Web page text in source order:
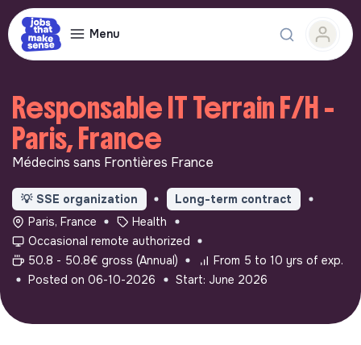
Menu
Responsable IT Terrain F/H -
Paris, France
Médecins sans Frontières France
💡 SSE organization
Long-term contract
Paris, France
Health
Occasional remote authorized
50.8 - 50.8€ gross (Annual)
From 5 to 10 yrs of exp.
Posted on 06-10-2026
Start: June 2026